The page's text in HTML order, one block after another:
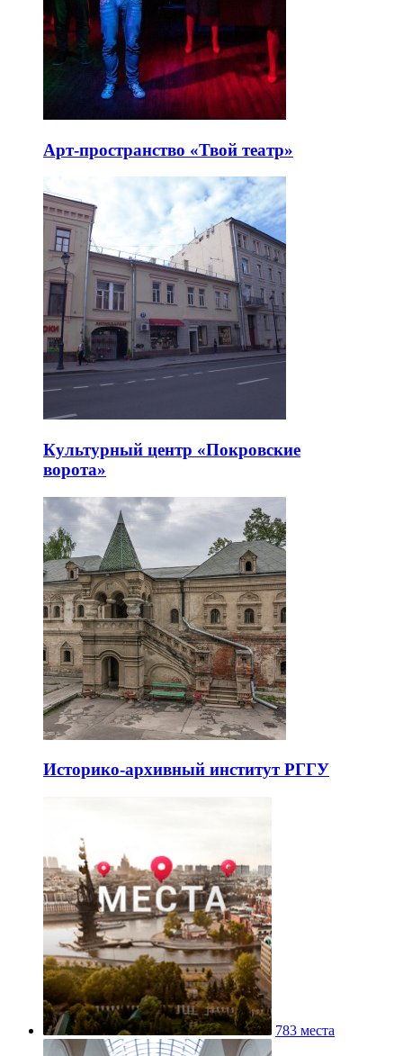
Арт-пространство «Твой театр»
Культурный центр «Покровские
ворота»
Историко-архивный институт РГГУ
783 места